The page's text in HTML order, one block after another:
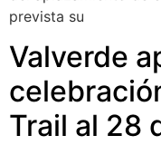
prevista su
Valverde
Trail al 28